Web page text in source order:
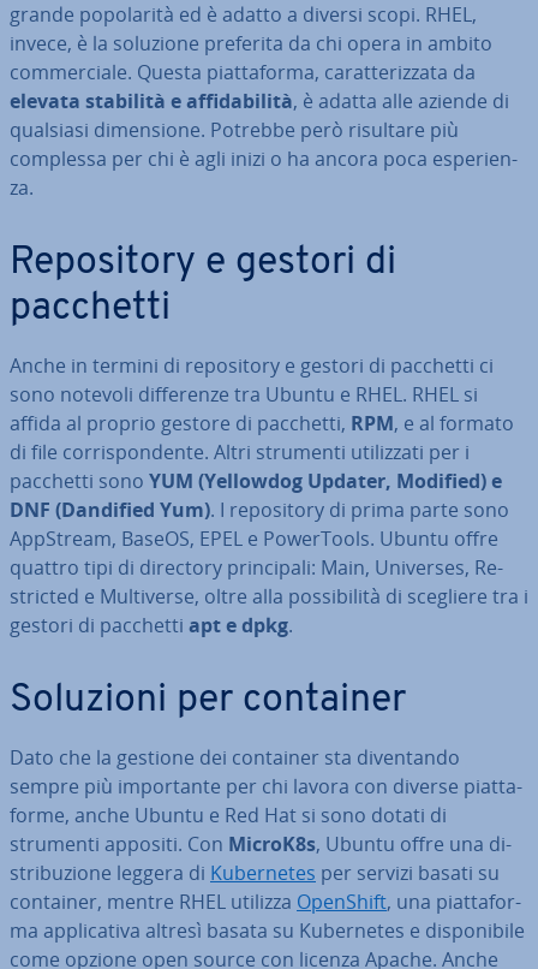
grande po­po­la­ri­tà ed è adatto a diversi scopi. RHEL,
invece, è la soluzione preferita da chi opera in ambito
com­mer­cia­le. Questa piat­ta­for­ma, ca­rat­te­riz­za­ta da
elevata stabilità e af­fi­da­bi­li­tà, è adatta alle aziende di
qualsiasi di­men­sio­ne. Potrebbe però risultare più
complessa per chi è agli inizi o ha ancora poca espe­rien­
za.
Re­po­si­to­ry e gestori di
pacchetti
Anche in termini di re­po­si­to­ry e gestori di pacchetti ci
sono notevoli dif­fe­ren­ze tra Ubuntu e RHEL. RHEL si
affida al proprio gestore di pacchetti, RPM, e al formato
di file cor­ri­spon­den­te. Altri strumenti uti­liz­za­ti per i
pacchetti sono YUM (Yellowdog Updater, Modified) e
DNF (Dandified Yum). I re­po­si­to­ry di prima parte sono
AppStream, BaseOS, EPEL e Po­wer­Tools. Ubuntu offre
quattro tipi di directory prin­ci­pa­li: Main, Universes, Re­
stric­ted e Mul­ti­ver­se, oltre alla pos­si­bi­li­tà di scegliere tra i
gestori di pacchetti apt e dpkg.
Soluzioni per container
Dato che la gestione dei container sta di­ven­tan­do
sempre più im­por­tan­te per chi lavora con diverse piat­ta­
for­me, anche Ubuntu e Red Hat si sono dotati di
strumenti appositi. Con MicroK8s, Ubuntu offre una di­
stri­bu­zio­ne leggera di Ku­ber­ne­tes per servizi basati su
container, mentre RHEL utilizza OpenShift, una piat­ta­for­
ma ap­pli­ca­ti­va altresì basata su Ku­ber­ne­tes e di­spo­ni­bi­le
come opzione open source con licenza Apache. Anche